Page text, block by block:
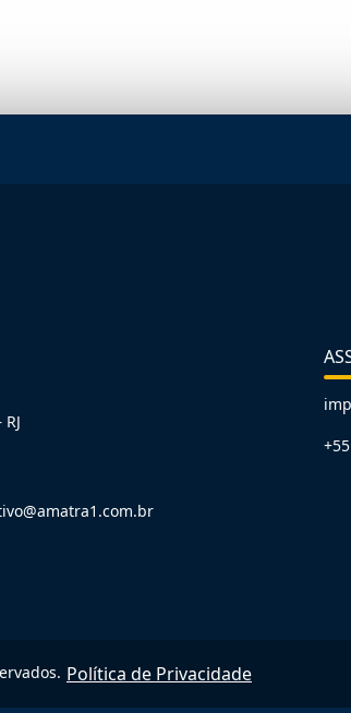
Política de Privacidade